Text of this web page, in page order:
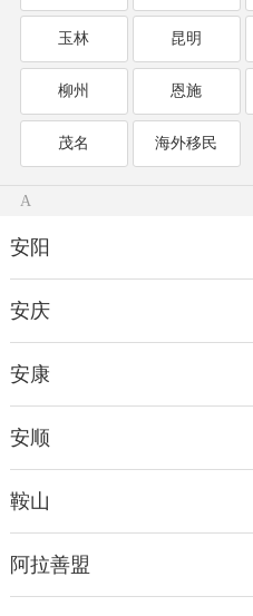
玉林 昆明
柳州 恩施
茂名 海外移民
A
安阳
安庆
安康
安顺
鞍山
阿拉善盟